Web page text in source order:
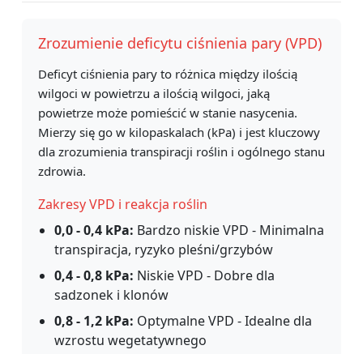
Zrozumienie deficytu ciśnienia pary (VPD)
Deficyt ciśnienia pary to różnica między ilością
wilgoci w powietrzu a ilością wilgoci, jaką
powietrze może pomieścić w stanie nasycenia.
Mierzy się go w kilopaskalach (kPa) i jest kluczowy
dla zrozumienia transpiracji roślin i ogólnego stanu
zdrowia.
Zakresy VPD i reakcja roślin
0,0 - 0,4 kPa: Bardzo niskie VPD - Minimalna
transpiracja, ryzyko pleśni/grzybów
0,4 - 0,8 kPa: Niskie VPD - Dobre dla
sadzonek i klonów
0,8 - 1,2 kPa: Optymalne VPD - Idealne dla
wzrostu wegetatywnego